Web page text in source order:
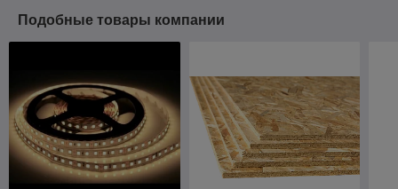
Подобные товары компании